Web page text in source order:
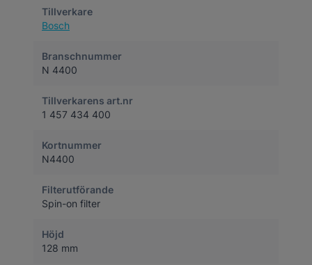
Tillverkare
Bosch
Branschnummer
N 4400
Tillverkarens art.nr
1 457 434 400
Kortnummer
N4400
Filterutförande
Spin-on filter
Höjd
128 mm